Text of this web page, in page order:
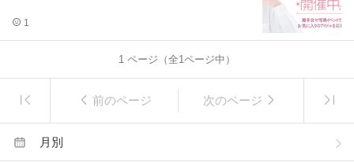
1
1 ページ（全1ページ中）
前のページ 次のページ
月別